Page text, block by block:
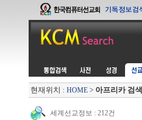
현재위치 : HOME > 아프리카 검색
세계선교정보 : 212건